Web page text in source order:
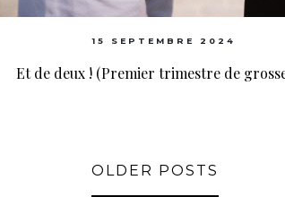
15 SEPTEMBRE 2024
Et de deux ! (Premier trimestre de
OLDER POSTS